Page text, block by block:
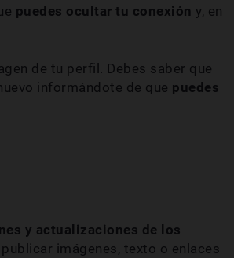
puedes ocultar tu conexión y, en
de tu perfil. Debes saber que
informándote de que puedes
y actualizaciones de los
publicar imágenes, texto o enlaces